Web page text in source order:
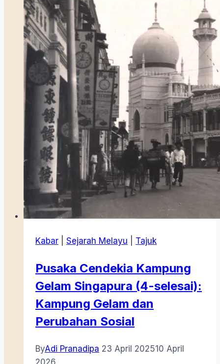
Kabar Sejarah Melayu Tajuk
Pusaka Cendekia Kampung
Gelam Singapura (4-selesai):
Kampung Gelam dan
Perubahan Sosial
ByAdi Pranadipa 23 April 202510 April